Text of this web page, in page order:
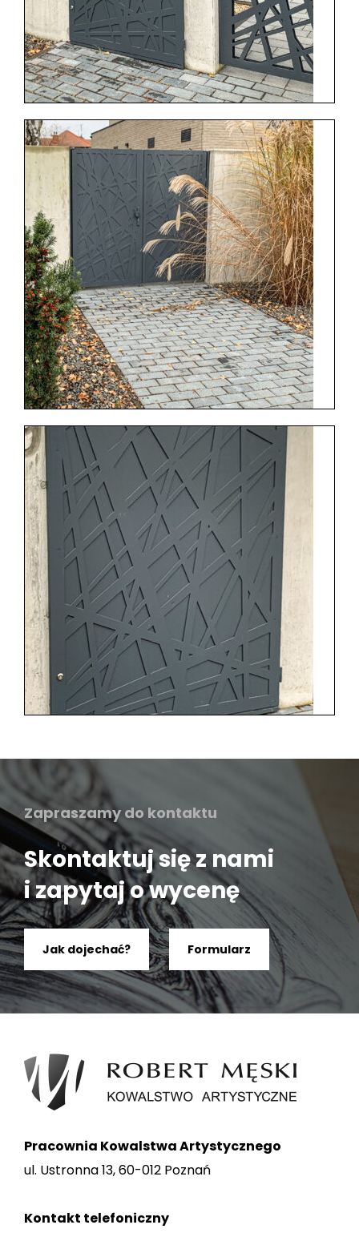
Zapraszamy do kontaktu
Skontaktuj się z nami
i zapytaj o wycenę
Jak dojechać? Formularz
Pracownia Kowalstwa Artystycznego
ul. Ustronna 13, 60-012 Poznań
Kontakt telefoniczny